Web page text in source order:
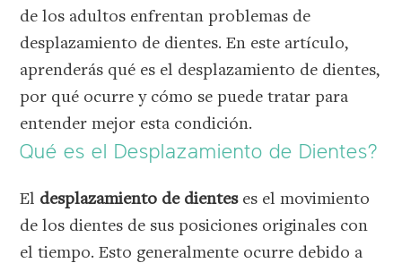
de los adultos enfrentan problemas de
desplazamiento de dientes. En este artículo,
aprenderás qué es el desplazamiento de dientes,
por qué ocurre y cómo se puede tratar para
entender mejor esta condición.
Qué es el Desplazamiento de Dientes?
El desplazamiento de dienteses el movimiento
de los dientes de sus posiciones originales con
el tiempo. Esto generalmente ocurre debido a